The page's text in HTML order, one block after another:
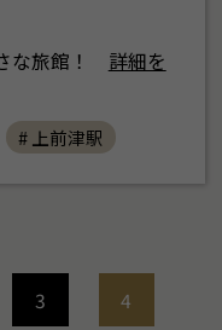
旅館！
詳細を
# 上前津駅
3 4